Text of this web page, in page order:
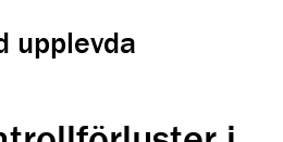
upplevda